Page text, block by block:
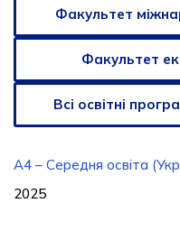
Факультет
Факультет
Всі освітні
A4 – Середня освіта
2025